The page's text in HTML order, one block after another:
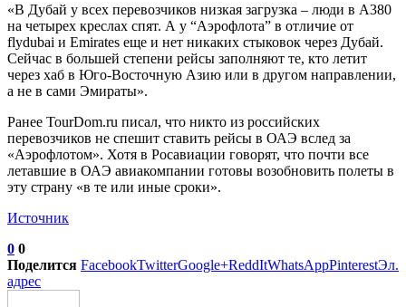
«В Дубай у всех перевозчиков низкая загрузка – люди в А380
на четырех креслах спят. А у “Аэрофлота” в отличие от
flydubai и Emirates еще и нет никаких стыковок через Дубай.
Сейчас в большей степени рейсы заполняют те, кто летит
через хаб в Юго-Восточную Азию или в другом направлении,
а не в сами Эмираты».
Ранее TourDom.ru писал, что никто из российских
перевозчиков не спешит ставить рейсы в ОАЭ вслед за
«Аэрофлотом». Хотя в Росавиации говорят, что почти все
летавшие в ОАЭ авиакомпании готовы возобновить полеты в
эту страну «в те или иные сроки».
Источник
0 0
Поделится FacebookTwitterGoogle+ReddItWhatsAppPinterestЭл.
адрес